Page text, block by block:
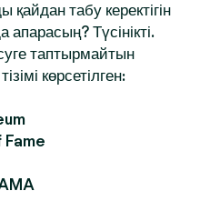
табу керектігін
апарасың? Түсінікті.
таптырмайтын
көрсетілген: